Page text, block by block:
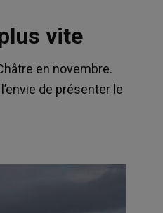
vite
en novembre.
de présenter le